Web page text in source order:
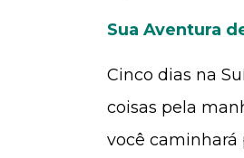
Sua Aventura
Cinco dias na
coisas pela
você caminhará